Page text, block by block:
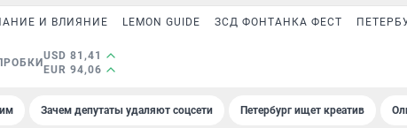
И ВЛИЯНИЕ LEMON GUIDE ЗСД ФОНТАНКА ФЕСТ
USD 81,41
EUR 94,06
Зачем депутаты удаляют соцсети Петербург ищет креатив